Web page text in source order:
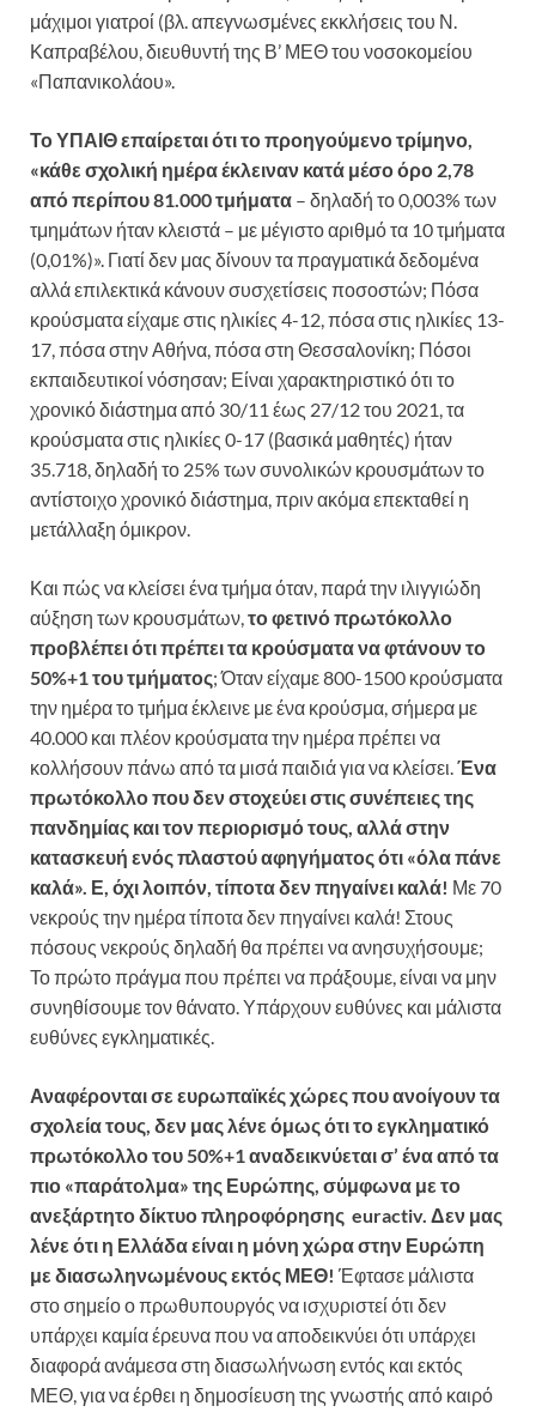
μάχιμοι γιατροί (βλ. απεγνωσμένες εκκλήσεις του Ν.
Καπραβέλου, διευθυντή της Β’ ΜΕΘ του νοσοκομείου
«Παπανικολάου».
Το ΥΠΑΙΘ επαίρεται ότι το προηγούμενο τρίμηνο,
«κάθε σχολική ημέρα έκλειναν κατά μέσο όρο 2,78
από περίπου 81.000 τμήματα – δηλαδή το 0,003% των
τμημάτων ήταν κλειστά – με μέγιστο αριθμό τα 10 τμήματα
(0,01%)». Γιατί δεν μας δίνουν τα πραγματικά δεδομένα
αλλά επιλεκτικά κάνουν συσχετίσεις ποσοστών; Πόσα
κρούσματα είχαμε στις ηλικίες 4-12, πόσα στις ηλικίες 13-
17, πόσα στην Αθήνα, πόσα στη Θεσσαλονίκη; Πόσοι
εκπαιδευτικοί νόσησαν; Είναι χαρακτηριστικό ότι το
χρονικό διάστημα από 30/11 έως 27/12 του 2021, τα
κρούσματα στις ηλικίες 0-17 (βασικά μαθητές) ήταν
35.718, δηλαδή το 25% των συνολικών κρουσμάτων το
αντίστοιχο χρονικό διάστημα, πριν ακόμα επεκταθεί η
μετάλλαξη όμικρον.
Και πώς να κλείσει ένα τμήμα όταν, παρά την ιλιγγιώδη
αύξηση των κρουσμάτων,το φετινό πρωτόκολλο
προβλέπει ότι πρέπει τα κρούσματα να φτάνουν το
50%+1 του τμήματος; Όταν είχαμε 800-1500 κρούσματα
την ημέρα το τμήμα έκλεινε με ένα κρούσμα, σήμερα με
40.000 και πλέον κρούσματα την ημέρα πρέπει να
κολλήσουν πάνω από τα μισά παιδιά για να κλείσει.Ένα
πρωτόκολλο που δεν στοχεύει στις συνέπειες της
πανδημίας και τον περιορισμό τους, αλλά στην
κατασκευή ενός πλαστού αφηγήματος ότι «όλα πάνε
καλά». Ε, όχι λοιπόν, τίποτα δεν πηγαίνει καλά! Με 70
νεκρούς την ημέρα τίποτα δεν πηγαίνει καλά! Στους
πόσους νεκρούς δηλαδή θα πρέπει να ανησυχήσουμε;
Το πρώτο πράγμα που πρέπει να πράξουμε, είναι να μην
συνηθίσουμε τον θάνατο. Υπάρχουν ευθύνες και μάλιστα
ευθύνες εγκληματικές.
Αναφέρονται σε ευρωπαϊκές χώρες που ανοίγουν τα
σχολεία τους, δεν μας λένε όμως ότι το εγκληματικό
πρωτόκολλο του 50%+1 αναδεικνύεται σ’ ένα από τα
πιο «παράτολμα» της Ευρώπης, σύμφωνα με το
ανεξάρτητο δίκτυο πληροφόρησης euractiv. Δεν μας
λένε ότι η Ελλάδα είναι η μόνη χώρα στην Ευρώπη
με διασωληνωμένους εκτός ΜΕΘ! Έφτασε μάλιστα
στο σημείο ο πρωθυπουργός να ισχυριστεί ότι δεν
υπάρχει καμία έρευνα που να αποδεικνύει ότι υπάρχει
διαφορά ανάμεσα στη διασωλήνωση εντός και εκτός
ΜΕΘ, για να έρθει η δημοσίευση της γνωστής από καιρό